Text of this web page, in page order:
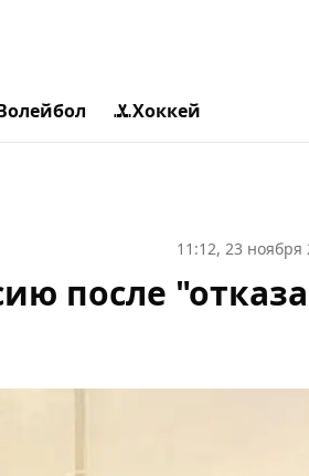
Хоккей
11:12, 23 ноября
после